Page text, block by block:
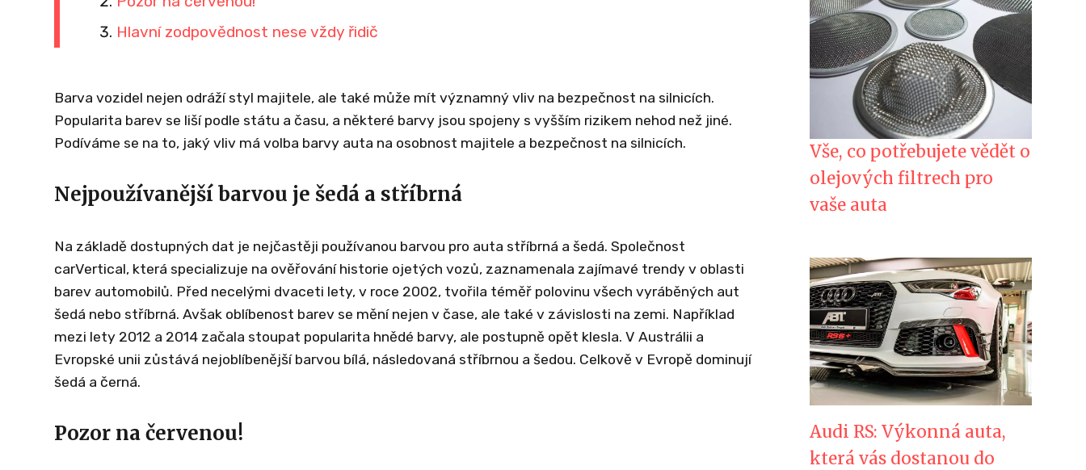
Hlavní zodpovědnost nese vždy řidič
Barva vozidel nejen odráží styl majitele, ale také může mít významný vliv na bezpečnost na silnicích.
Popularita barev se liší podle státu a času, a některé barvy jsou spojeny s vyšším rizikem nehod než jiné.
Podíváme se na to, jaký vliv má volba barvy auta na osobnost majitele a bezpečnost na silnicích.
Nejpoužívanější barvou je šedá a stříbrná
Na základě dostupných dat je nejčastěji používanou barvou pro auta stříbrná a šedá. Společnost
carVertical, která specializuje na ověřování historie ojetých vozů, zaznamenala zajímavé trendy v oblasti
barev automobilů. Před necelými dvaceti lety, v roce 2002, tvořila téměř polovinu všech vyráběných aut
šedá nebo stříbrná. Avšak oblíbenost barev se mění nejen v čase, ale také v závislosti na zemi. Například
mezi lety 2012 a 2014 začala stoupat popularita hnědé barvy, ale postupně opět klesla. V Austrálii a
Evropské unii zůstává nejoblíbenější barvou bílá, následovaná stříbrnou a šedou. Celkově v Evropě dominují
šedá a černá.
Pozor na červenou!
Vše, co potřebujete vědět o
olejových filtrech pro
vaše auta
Audi RS: Výkonná auta,
která vás dostanou do